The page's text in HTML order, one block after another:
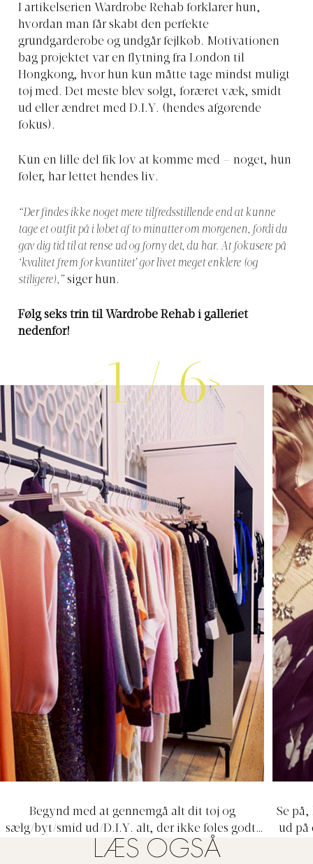
I artikelserien Wardrobe Rehab forklarer hun,
hvordan man får skabt den perfekte
grundgarderobe og undgår fejlkøb. Motivationen
bag projektet var en flytning fra London til
Hongkong, hvor hun kun måtte tage mindst muligt
tøj med. Det meste blev solgt, foræret væk, smidt
ud eller ændret med D.I.Y. (hendes afgørende
fokus).
Kun en lille del fik lov at komme med – noget, hun
føler, har lettet hendes liv.
“Der findes ikke noget mere tilfredsstillende end at kunne
tage et outfit på i løbet af to minutter om morgenen, fordi du
gav dig tid til at rense ud og forny det, du har. At fokusere på
‘kvalitet frem for kvantitet’ gør livet meget enklere (og
stiligere),” siger hun.
Følg seks trin til Wardrobe Rehab i galleriet
nedenfor!
1/6
Begynd med at gennemgå alt dit tøj og
sælg/byt/smid ud/D.I.Y. alt, der ikke føles godt,
føles forkert eller ikke klæder dig.
Se
ud på
LÆS OGSÅ